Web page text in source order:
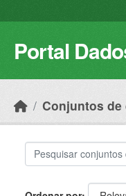
Portal
Conjuntos de